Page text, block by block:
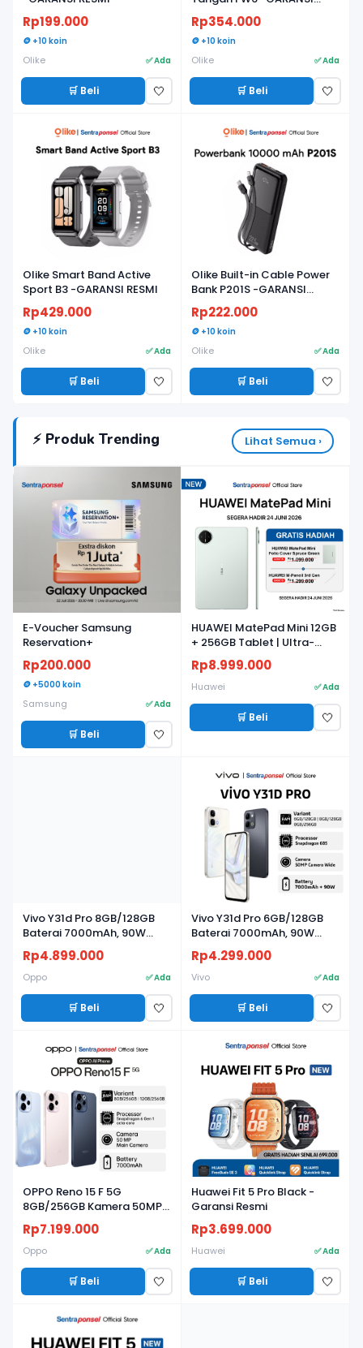
Rp199.000
🪙 +10 koin
Olike ✅ Ada
🛒 Beli 🤍
RESMI
Rp354.000
🪙 +10 koin
Olike ✅ Ada
🛒 Beli 🤍
Olike Smart Band Active
Sport B3 -GARANSI RESMI
Rp429.000
🪙 +10 koin
Olike ✅ Ada
🛒 Beli 🤍
Olike Built-in Cable Power
Bank P201S -GARANSI
RESMI
Rp222.000
🪙 +10 koin
Olike ✅ Ada
🛒 Beli 🤍
⚡ Produk Trending Lihat Semua ›
E-Voucher Samsung
Reservation+
Rp200.000
🪙 +5000 koin
Samsung ✅ Ada
🛒 Beli 🤍
HUAWEI MatePad Mini 12GB
+ 256GB Tablet | Ultra-
light, Ultra-thin | 8.8"
Flexible OLED PaperMatte
Display | AI WPS
Rp8.999.000
Huawei ✅ Ada
🛒 Beli 🤍
Vivo Y31d Pro 8GB/128GB
Baterai 7000mAh, 90W
FlashCharge, Kamera 50MP
Rp4.899.000
Oppo ✅ Ada
🛒 Beli 🤍
Vivo Y31d Pro 6GB/128GB
Baterai 7000mAh, 90W
FlashCharge, Kamera 50MP
Rp4.299.000
Vivo ✅ Ada
🛒 Beli 🤍
OPPO Reno 15 F 5G
8GB/256GB Kamera 50MP,
Baterai 7000mAh, Layar
AMOLED 120Hz
Rp7.199.000
Oppo ✅ Ada
🛒 Beli 🤍
Huawei Fit 5 Pro Black -
Garansi Resmi
Rp3.699.000
Huawei ✅ Ada
🛒 Beli 🤍